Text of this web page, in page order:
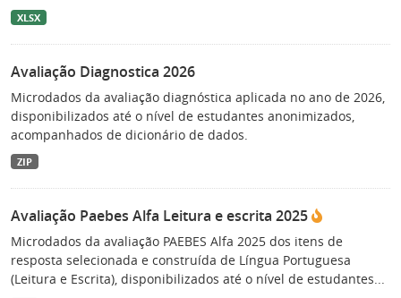
XLSX
Avaliação Diagnostica 2026
Microdados da avaliação diagnóstica aplicada no ano de 2026,
disponibilizados até o nível de estudantes anonimizados,
acompanhados de dicionário de dados.
ZIP
Avaliação Paebes Alfa Leitura e escrita 2025
Microdados da avaliação PAEBES Alfa 2025 dos itens de
resposta selecionada e construída de Língua Portuguesa
(Leitura e Escrita), disponibilizados até o nível de estudantes...